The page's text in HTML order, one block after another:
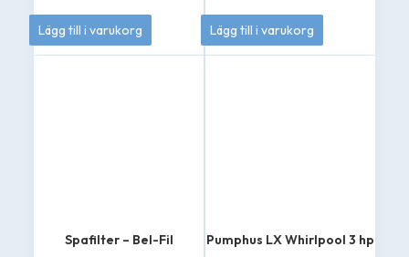
449kr
Lägg till i varukorg 349kr
Lägg till i varukorg
Spafilter – Bel-Fil
Pumphus LX Whirlpool 3 hp